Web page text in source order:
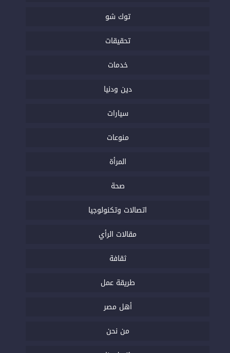
توك شو
تحقيقات
خدمات
دين ودنيا
سيارات
منوعات
المرأة
صحة
اتصالات وتكنولوجيا
مقالات الرأي
ثقافة
طريقة عمل
أهل مصر
من نحن